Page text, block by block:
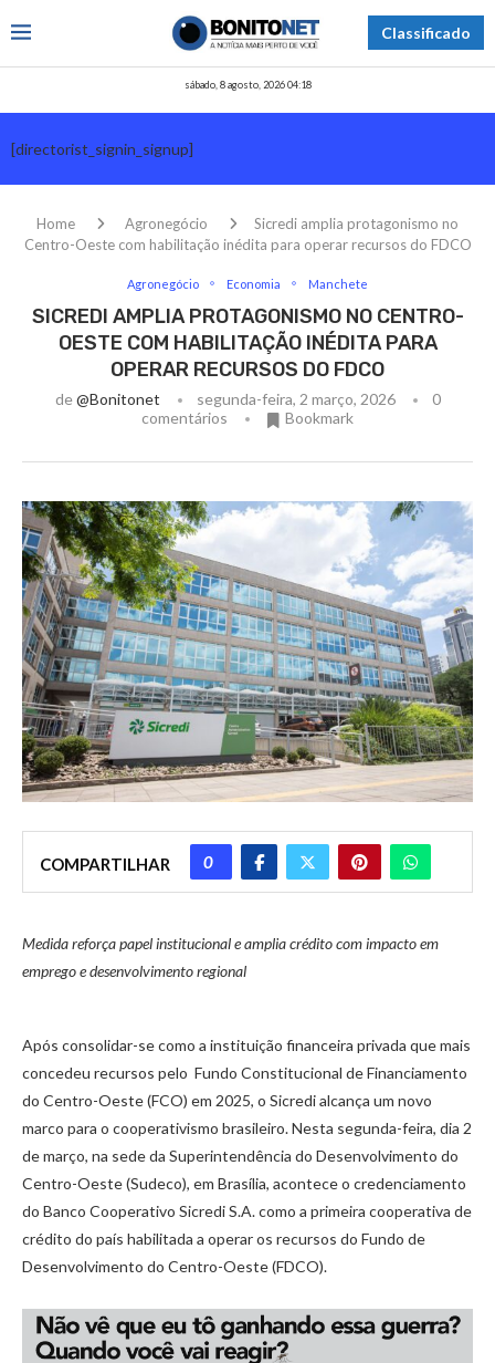
Classificado
sábado, 8 agosto, 2026 04:18
[directorist_signin_signup]
Home Agronegócio
Sicredi amplia protagonismo no
Centro-Oeste com habilitação inédita para operar recursos do FDCO
Agronegócio Economia Manchete
SICREDI AMPLIA PROTAGONISMO NO CENTRO-
OESTE COM HABILITAÇÃO INÉDITA PARA
OPERAR RECURSOS DO FDCO
de@bonitonet segunda-feira, 2 março, 2026
0
comentários
Bookmark
COMPARTILHAR 0
Medida reforça papel institucional e amplia crédito com impacto em
emprego e desenvolvimento regional
Após consolidar-se como a instituição financeira privada que mais
concedeu recursos pelo Fundo Constitucional de Financiamento
do Centro-Oeste (FCO) em 2025, o Sicredi alcança um novo
marco para o cooperativismo brasileiro. Nesta segunda-feira, dia 2
de março, na sede da Superintendência do Desenvolvimento do
Centro-Oeste (Sudeco), em Brasília, acontece o credenciamento
do Banco Cooperativo Sicredi S.A. como a primeira cooperativa de
crédito do país habilitada a operar os recursos do Fundo de
Desenvolvimento do Centro-Oeste (FDCO).